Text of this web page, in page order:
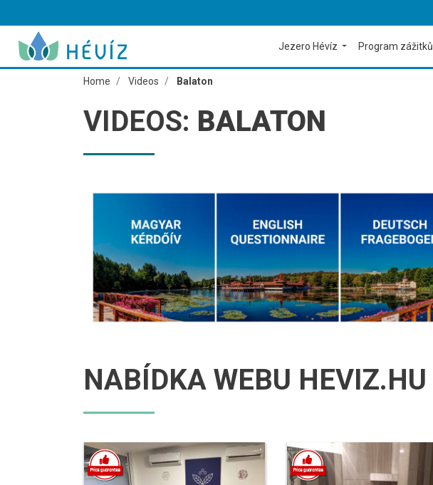
Jezero Hévíz Program zážitků
Home Videos Balaton
VIDEOS: BALATON
NABÍDKA WEBU HEVIZ.HU